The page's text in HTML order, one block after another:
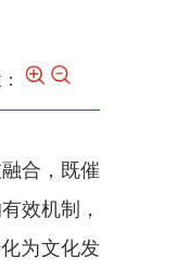
合，既催
效机制，
为文化发